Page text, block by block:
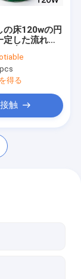
の床120wの円
定した流れが
の運転者
た
得る
接触